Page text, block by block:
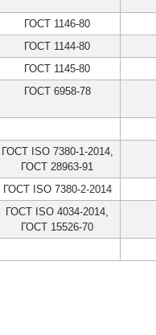
ГОСТ 1146-80
ГОСТ 1144-80
ГОСТ 1145-80
ГОСТ 6958-78
ГОСТ ISO 7380-1-2014,
ГОСТ 28963-91
ГОСТ ISO 7380-2-2014
ГОСТ ISO 4034-2014,
ГОСТ 15526-70